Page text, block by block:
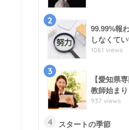
2
99.99%報
しなくて
1081 views
3
【愛知県
教師始まり
937 views
4 スタートの季節